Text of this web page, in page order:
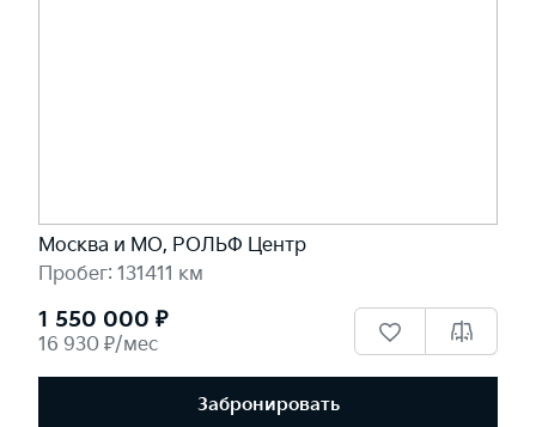
Москва и МО, РОЛЬФ Центр
Пробег: 131411 км
1 550 000 ₽
16 930 ₽/мес
Забронировать